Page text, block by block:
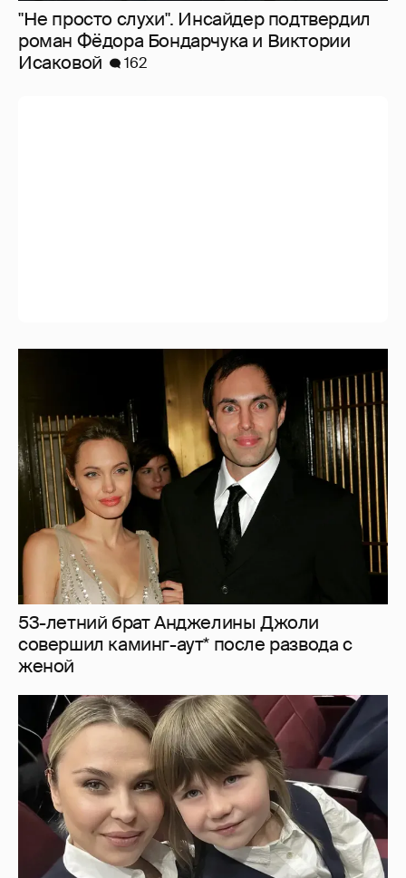
"Не просто слухи". Инсайдер подтвердил
роман Фёдора Бондарчука и Виктории
Исаковой
162
53-летний брат Анджелины Джоли
совершил каминг-аут* после развода с
женой
"Не буду её никуда пропихивать". Пелагея
высказалась о будущем дочери, из-за
которой судилась с бывшим мужем
2